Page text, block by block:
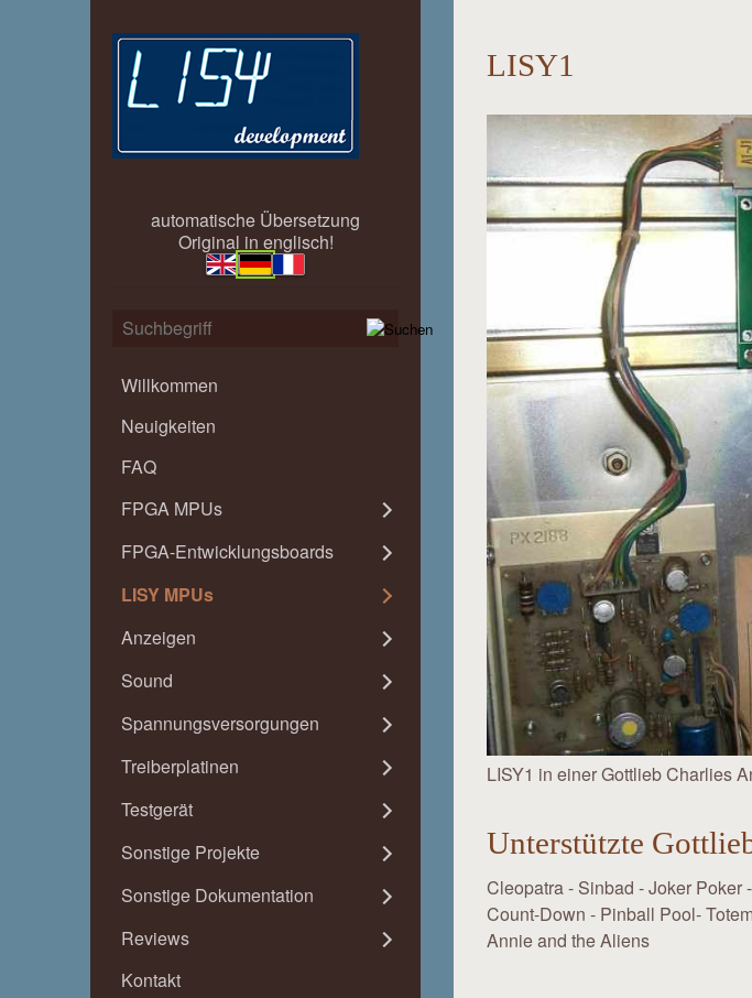
automatische Übersetzung
Original in englisch!
Willkommen
Neuigkeiten
FAQ
FPGA MPUs
FPGA-Entwicklungsboards
LISY MPUs
Anzeigen
Sound
Spannungsversorgungen
Treiberplatinen
Testgerät
Sonstige Projekte
Sonstige Dokumentation
Reviews
Kontakt
LISY1
LISY1 in einer Gottlieb Charlies
Unterstützte
Cleopatra - Sinbad - Joker
Count-Down - Pinball Pool-
Annie and the Aliens